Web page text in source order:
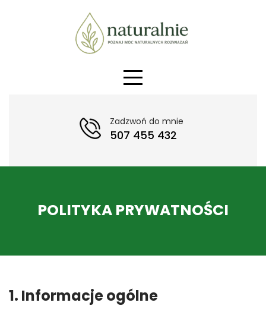
Zadzwoń do mnie
507 455 432
POLITYKA PRYWATNOŚCI
1. Informacje ogólne